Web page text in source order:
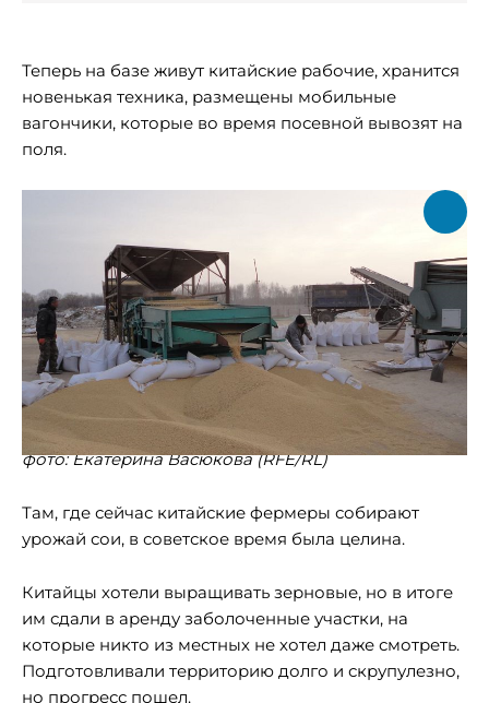
Теперь на базе живут китайские рабочие, хранится
новенькая техника, размещены мобильные
вагончики, которые во время посевной вывозят на
поля.
фото: Екатерина Васюкова (RFE/RL)
Там, где сейчас китайские фермеры собирают
урожай сои, в советское время была целина.
Китайцы хотели выращивать зерновые, но в итоге
им сдали в аренду заболоченные участки, на
которые никто из местных не хотел даже смотреть.
Подготовливали территорию долго и скрупулезно,
но прогресс пошел.